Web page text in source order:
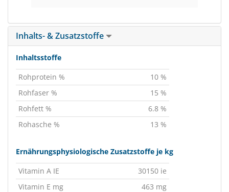
Inhalts- & Zusatzstoffe
Inhaltsstoffe
Rohprotein %
10 %
Rohfaser %
15 %
Rohfett %
6.8 %
Rohasche %
13 %
Ernährungsphysiologische Zusatzstoffe je kg
Vitamin A IE
30150 ie
Vitamin E mg
463 mg